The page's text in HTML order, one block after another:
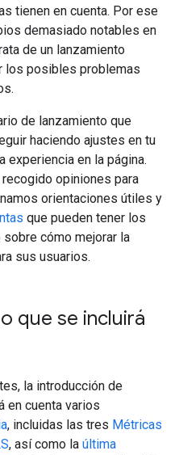
tienen en cuenta. Por ese
demasiado notables en
de un lanzamiento
los posibles problemas
de lanzamiento que
haciendo ajustes en tu
experiencia en la página.
opiniones para
orientaciones útiles y
que pueden tener los
cómo mejorar la
sus usuarios.
que se incluirá
la introducción de
en cuenta varios
, incluidas las tres Métricas
, así como la última